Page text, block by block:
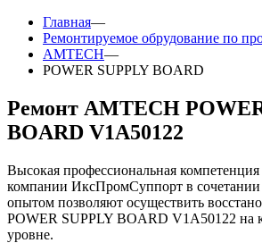
Главная—
Ремонтируемое обрудование по
AMTECH—
POWER SUPPLY BOARD
Ремонт AMTECH
BOARD V1A50122
Высокая профессиональная
компании ИксПромСуппорт в
опытом позволяют осуществить
POWER SUPPLY BOARD V1A50122 на
уровне.